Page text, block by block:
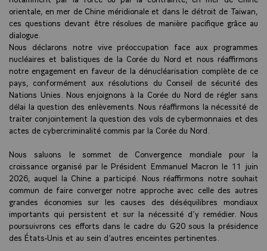
orientale, en mer de Chine méridionale et dans le détroit de Taiwan,
ces questions devant être résolues de manière pacifique grâce au
dialogue.
Nous déclarons notre vive préoccupation face aux programmes
nucléaires et balistiques de la Corée du Nord et nous réaffirmons
notre engagement en faveur de la dénucléarisation complète de ce
pays, conformément aux résolutions du Conseil de sécurité des
Nations Unies. Nous enjoignons à la Corée du Nord de régler sans
délai la question des enlèvements. Nous réaffirmons la nécessité de
traiter conjointement la question des vols de cybermonnaies et des
actes de cybercriminalité commis par la Corée du Nord.
Nous saluons le sommet de Convergence mondiale pour la
croissance organisé par le Président Emmanuel Macron le 11 juin
2026, auquel la Chine a participé. Nous réaffirmons notre souhait
commun de faire converger notre approche avec celle des autres
grandes économies sur les causes des déséquilibres mondiaux
importants qui persistent et sur la nécessité d’y remédier. Nous
poursuivrons ces efforts dans le cadre du G20 sous la présidence
des États-Unis et au sein d’autres enceintes pertinentes.